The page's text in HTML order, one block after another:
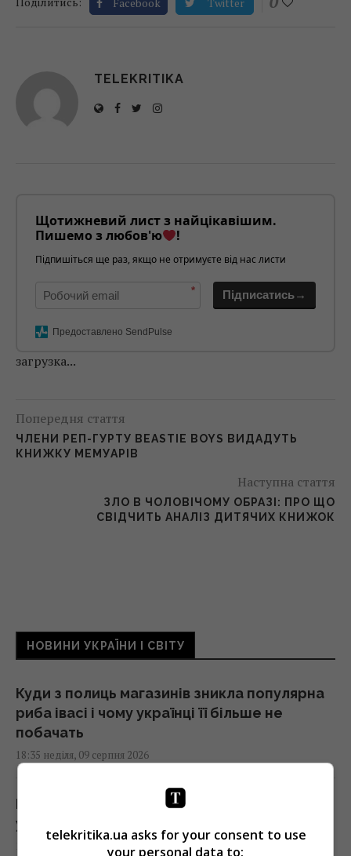
TELEKRITIKA
Щотижневий лист з найцікавішим.
Пишемо з любов'ю
!
Підпишіться ще раз, якщо не отримуєте від нас листи
* Підписатись→
Предоставлено SendPulse
загрузка...
Попередня стаття
ЧЛЕНИ РЕП-ГУРТУ BEASTIE BOYS ВИДАДУТЬ
КНИЖКУ МЕМУАРІВ
Наступна стаття
ЗЛО В ЧОЛОВІЧОМУ ОБРАЗІ: ПРО ЩО
СВІДЧИТЬ АНАЛІЗ ДИТЯЧИХ КНИЖОК
НОВИНИ УКРАЇНИ І СВІТУ
Куди з полиць магазинів зникла популярна
риба івасі і чому українці її більше не
побачать
18:35 неділя, 09 серпня 2026
Міжнародну космічну станцію не залишать
у космосі: її навмисно знищать
telekritika.ua asks for your consent to use
your personal data to: